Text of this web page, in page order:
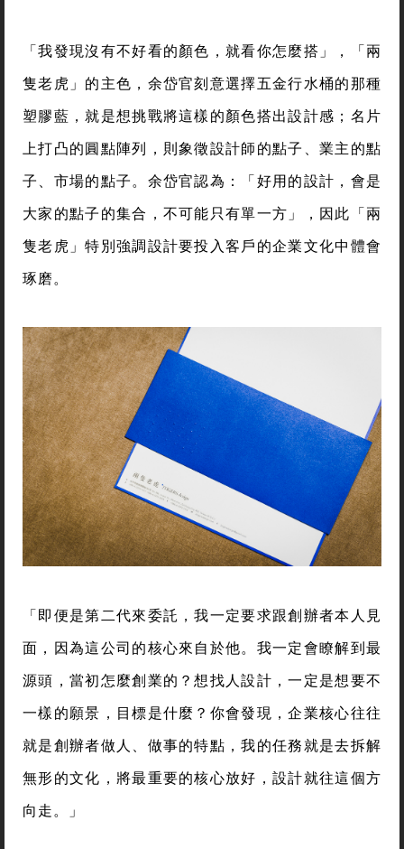
「我發現沒有不好看的顏色，就看你怎麼搭」，「兩
隻老虎」的主色，余岱官刻意選擇五金行水桶的那種
塑膠藍，就是想挑戰將這樣的顏色搭出設計感；名片
上打凸的圓點陣列，則象徵設計師的點子、業主的點
子、市場的點子。余岱官認為：「好用的設計，會是
大家的點子的集合，不可能只有單一方」，因此「兩
隻老虎」特別強調設計要投入客戶的企業文化中體會
琢磨。
「即便是第二代來委託，我一定要求跟創辦者本人見
面，因為這公司的核心來自於他。我一定會瞭解到最
源頭，當初怎麼創業的？想找人設計，一定是想要不
一樣的願景，目標是什麼？你會發現，企業核心往往
就是創辦者做人、做事的特點，我的任務就是去拆解
無形的文化，將最重要的核心放好，設計就往這個方
向走。」